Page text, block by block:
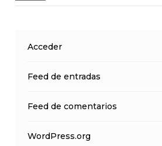
Acceder
Feed de entradas
Feed de comentarios
WordPress.org